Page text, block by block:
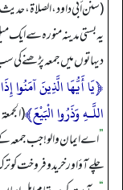
(سنن أبي داود، الصلاة، حدیث:
یہ بستی مدینہ منورہ سے
دیہاتوں میں جمعہ پڑھنے
﴿يَا أَيُّهَا الَّذِينَ آمَنُوا
اللَّـهِ وَذَرُوا الْبَيْعَ﴾(الجمعة:
”اے ایمان والو! جب جمعہ
چلے آؤ اور خریدوفروخت کو